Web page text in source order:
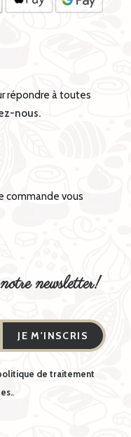
répondre à toutes
nous.
commande vous
newsletter!
de traitement
.